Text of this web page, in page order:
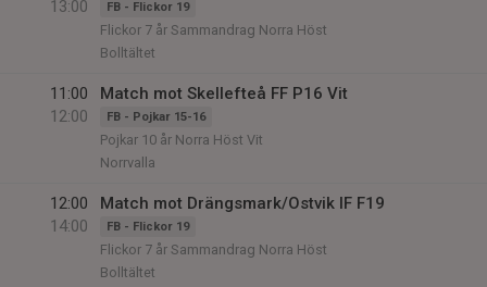
13:00 FB - Flickor 19
Flickor 7 år Sammandrag Norra Höst
Bolltältet
11:00
12:00
Match mot Skellefteå FF P16 Vit
FB - Pojkar 15-16
Pojkar 10 år Norra Höst Vit
Norrvalla
12:00
14:00
Match mot Drängsmark/Ostvik IF F19
FB - Flickor 19
Flickor 7 år Sammandrag Norra Höst
Bolltältet